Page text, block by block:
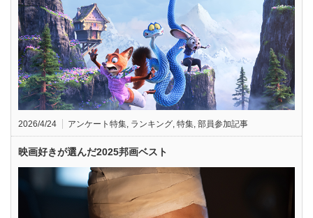
2026/4/24 アンケート特集 ランキング 特集 部員参加記事
映画好きが選んだ2025邦画ベスト